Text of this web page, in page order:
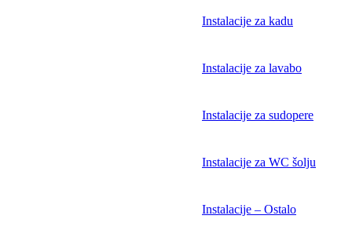
Instalacije za kadu
Instalacije za lavabo
Instalacije za sudopere
Instalacije za WC šolju
Instalacije – Ostalo